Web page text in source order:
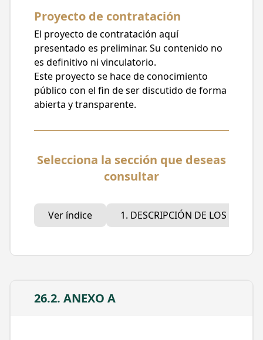
Licitación Pública
Posible carácter de la contratación
Internacional
Fecha de publicación
29/02/2024, 12:39
Fecha límite para recibir comentarios
08/03/2024, 15:00
5412 - Vehiculos y equipo terrestre
destinados a servicios públicos y la
Descripción del proyecto
ALIMENTADO POR BATERÍAS; LONGITUD DE
12.0 METROS; CAPACIDAD DE 90 A 100
Proyecto de contratación
El proyecto de contratación aquí
presentado es preliminar. Su contenido no
es definitivo ni vinculatorio.
Este proyecto se hace de conocimiento
público con el fin de ser discutido de forma
abierta y transparente.
Selecciona la sección que deseas
consultar
Ver índice 1. DESCRIPCIÓN DE LOS
26.2. ANEXO A